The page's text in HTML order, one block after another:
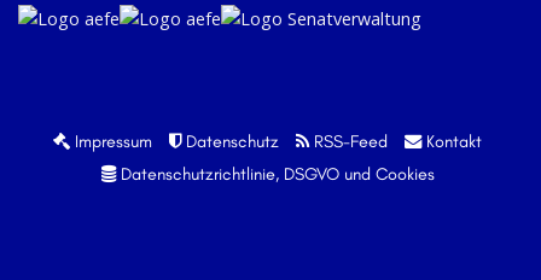
Impressum Datenschutz RSS-Feed
Kontakt
Datenschutzrichtlinie, DSGVO und Cookies